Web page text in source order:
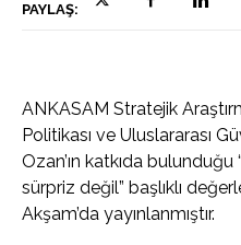
PAYLAŞ:
ANKASAM Stratejik
Politikası ve Uluslararası
Ozan’ın katkıda
sürpriz değil” başlıklı
Akşam’da yayınlanmıştır.